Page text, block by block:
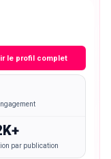
le profil complet
par publication